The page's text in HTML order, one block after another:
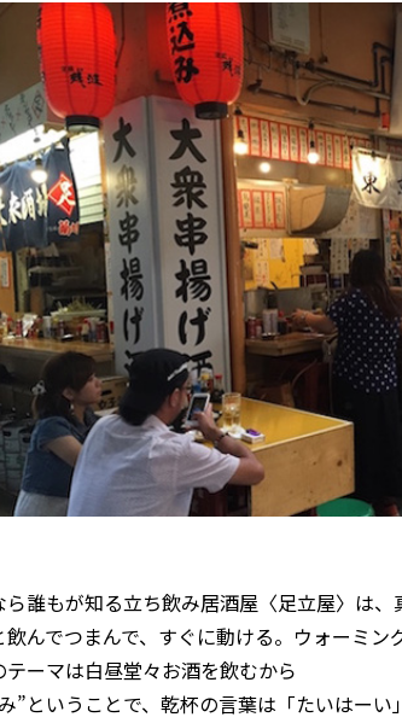
誰もが知る立ち飲み居酒屋〈足立屋〉は、
んでつまんで、すぐに動ける。ウォーミン
テーマは白昼堂々お酒を飲むから
”ということで、乾杯の言葉は「たいはーい